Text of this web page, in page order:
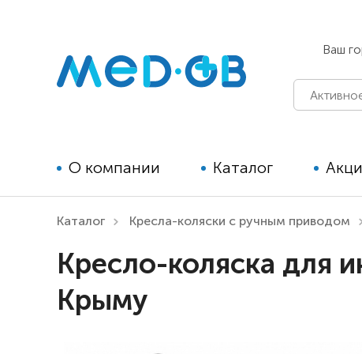
Ваш
О компании Каталог
реабилитации для детей
Технические средства
реабилитации для взрослых
Каталог Кресла-коляски с ручным приводом
Кресло-коляска для
Крыму